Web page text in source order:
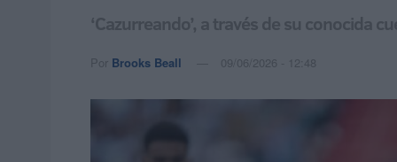
‘Cazurreando’, a través de su conocida
Por Brooks Beall 09/06/2026 - 12:48